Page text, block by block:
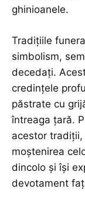
ghinioanele.
Tradițiile
simbolism,
decedați.
credințele
păstrate cu
întreaga țară.
acestor tradiții,
moștenirea
dincolo și își
devotament